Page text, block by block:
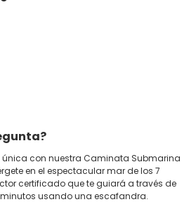
única con nuestra Caminata Submarina
en el espectacular mar de los 7
certificado que te guiará a través de
usando una escafandra.